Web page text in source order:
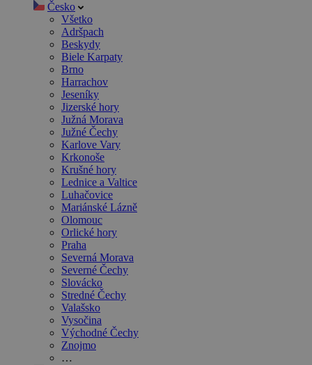
Česko
Všetko
Adršpach
Beskydy
Biele Karpaty
Brno
Harrachov
Jeseníky
Jizerské hory
Južná Morava
Južné Čechy
Karlove Vary
Krkonoše
Krušné hory
Lednice a Valtice
Luhačovice
Mariánské Lázně
Olomouc
Orlické hory
Praha
Severná Morava
Severné Čechy
Slovácko
Stredné Čechy
Valašsko
Vysočina
Východné Čechy
Znojmo
…